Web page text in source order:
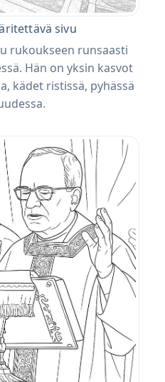
sivu
rukoukseen runsaasti
Hän on yksin kasvot
kädet ristissä, pyhässä